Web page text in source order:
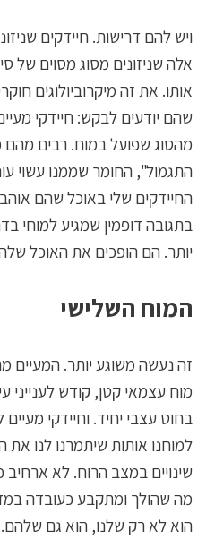
ויש להם דרישות. חיידקים
אלה שניזונים מסוג מסוים של
אותו. את זה מיקרוביולוגים
שהם יודעים לבקש: חיידקי
מהסוג שפועל במוח. רבים מהם
התגמול", החומר שממנו עשוי
החיידקים שלי באוכל שהם
בתגובה דופמין שמגיע למוחי
יותר. הם הופכים את האוכל
המוח השלישי
זה נעשה משוגע יותר. המעיים
מוח עצמאי קטן, קודש לענייני
בחוט עצבי יחיד. וחיידקי
למוחנו אותות שיתמרנו לנו
שינויים במצב הרוח. לא
מה שהולך ומתקבע כעובדה
הוא לא רק שלנו, הוא גם שלהם.